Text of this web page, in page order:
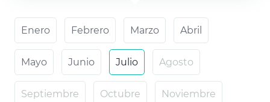
Enero Febrero Marzo Abril
Mayo Junio Julio Agosto
Septiembre Octubre Noviembre